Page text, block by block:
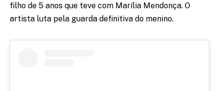
filho de 5 anos que teve com Marília Mendonça. O
artista luta pela guarda definitiva do menino.